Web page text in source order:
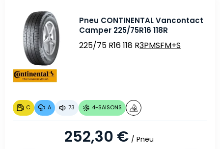
Pneu CONTINENTAL Vancontact
Camper 225/75R16 118R
225/75 R16 118 R3PMSFM+S
C A 73 4-SAISONS
252,30 € / Pneu